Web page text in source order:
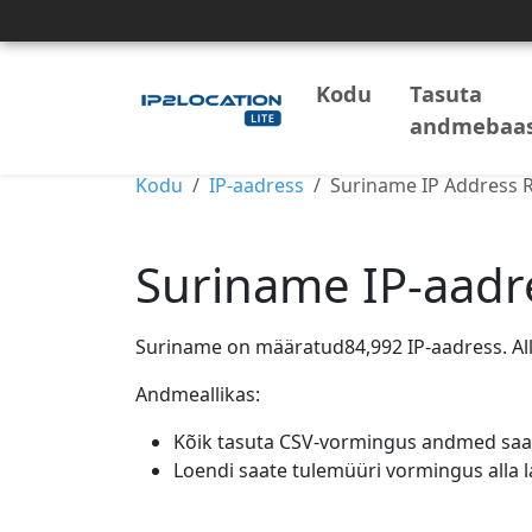
Kodu
Tasuta
Kodu
IP-aadress Suriname IP Address
Suriname IP-
Suriname on määratud84,992 IP-aadress.
Andmeallikas:
Kõik tasuta CSV-vormingus andmed
Loendi saate tulemüüri vormingus alla